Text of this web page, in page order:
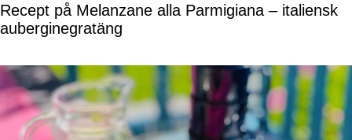
Recept på Melanzane alla Parmigiana – italiensk
auberginegratäng